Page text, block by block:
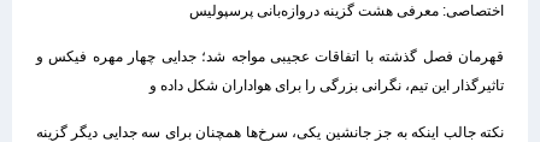
اختصاصی: معرفی هشت گزینه دروازه‌بانی پرسپولیس
قهرمان فصل گذشته با اتفاقات عجیبی مواجه شد؛ جدایی چهار مهره فیکس و
تاثیرگذار این تیم، نگرانی بزرگی را برای هواداران شکل داده و
نکته جالب اینکه به جز جانشین یکی، سرخ‌ها همچنان برای سه جدایی دیگر گزینه